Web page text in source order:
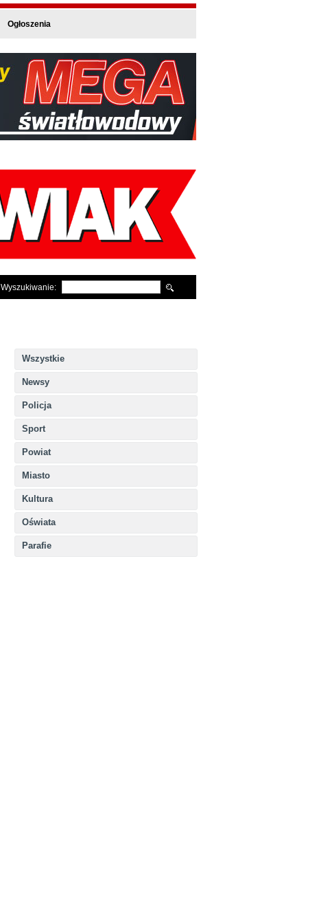
Ogłoszenia
Wyszukiwanie:
Wszystkie
Newsy
Policja
Sport
Powiat
Miasto
Kultura
Oświata
Parafie